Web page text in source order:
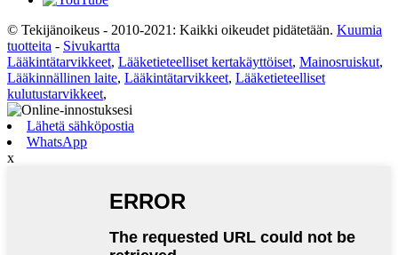
© Tekijänoikeus - 2010-2021: Kaikki oikeudet pidätetään. Kuumia
tuotteita - Sivukartta
Lääkintätarvikkeet, Lääketieteelliset kertakäyttöiset, Mainosruiskut,
Lääkinnällinen laite, Lääkintätarvikkeet, Lääketieteelliset
kulutustarvikkeet,
Lähetä sähköpostia
WhatsApp
x